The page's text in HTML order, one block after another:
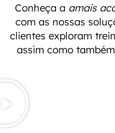
Conheça a amais
com as nossas
clientes exploram
assim como